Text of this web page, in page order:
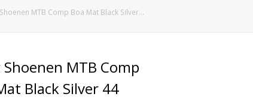
MTB Comp Boa Mat Black Silver…
MTB Comp
Black Silver 44